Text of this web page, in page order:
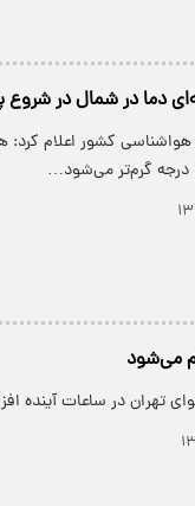
هواشناسی کشور اعلام
می‌شود
تهران در ساعات آینده